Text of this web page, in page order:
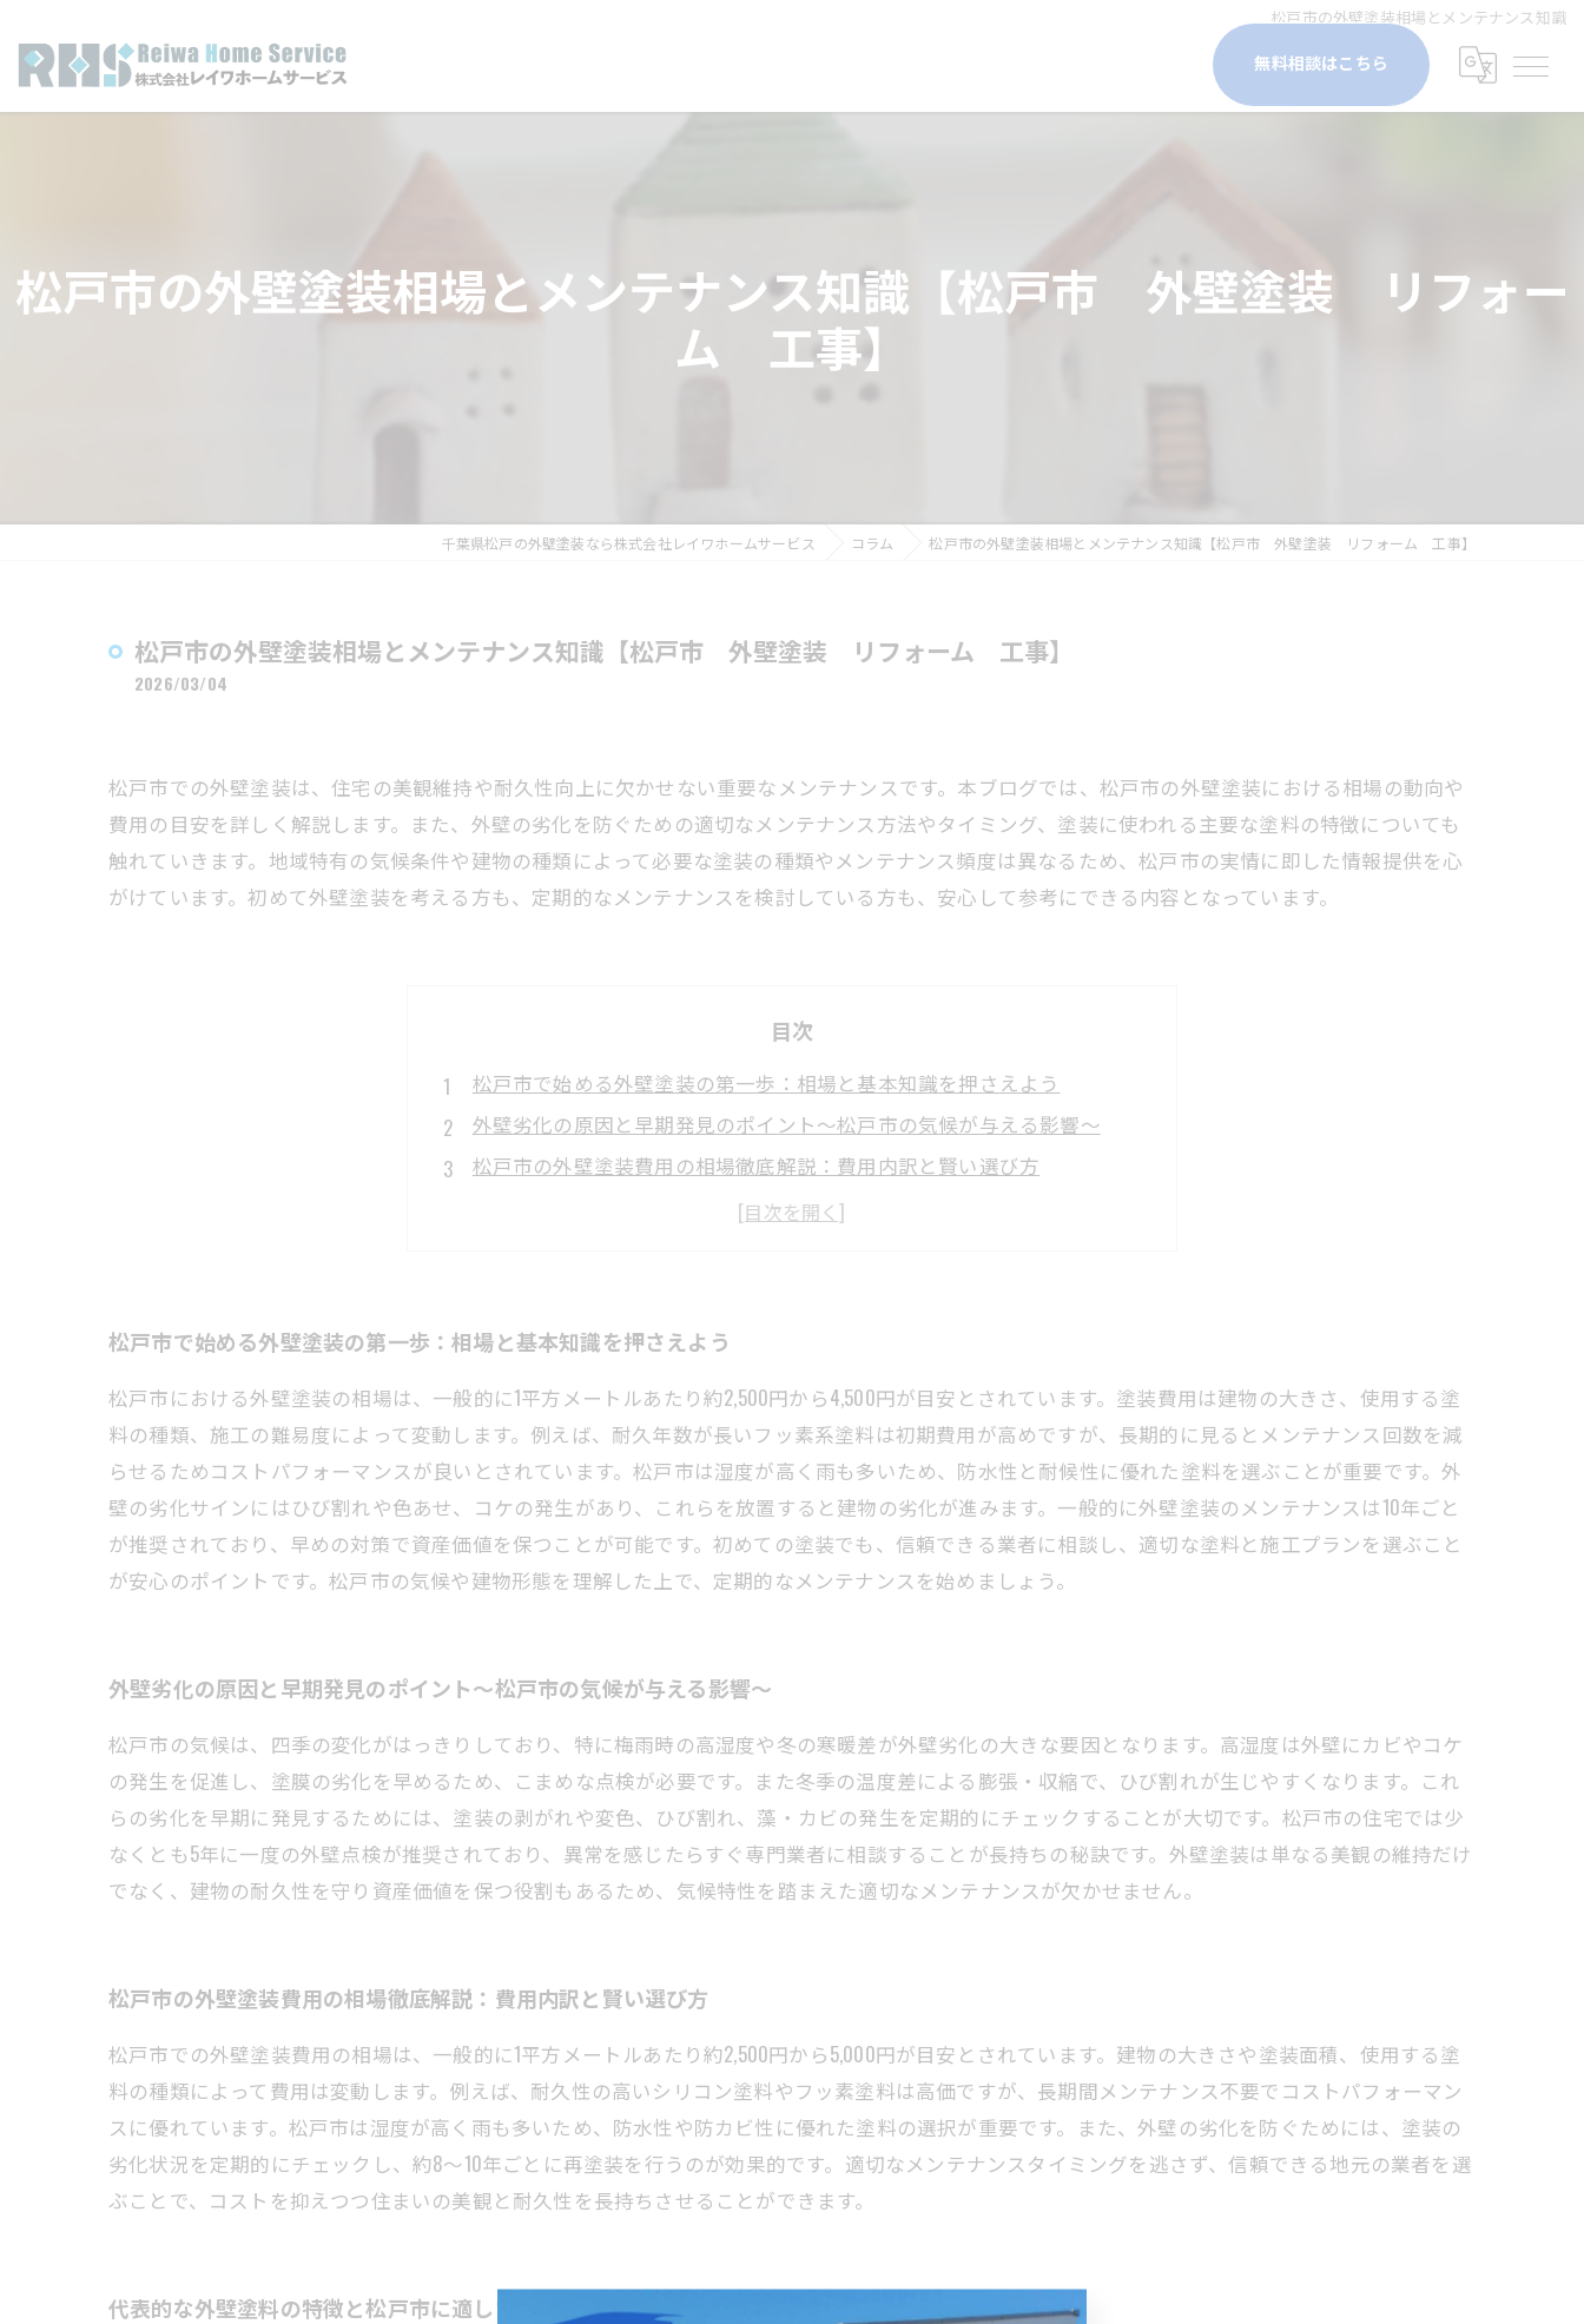
松戸市の外壁塗装相場とメンテナンス知識
無料相談はこちら
松戸市の外壁塗装相場とメンテナンス知識【松戸市 外壁塗装 リフォー
ム 工事】
千葉県松戸の外壁塗装なら株式会社レイワホームサービス コラム 松戸市の外壁塗装相場とメンテナンス知識【松戸市 外壁塗装 リフォーム 工事】
松戸市の外壁塗装相場とメンテナンス知識【松戸市 外壁塗装 リフォーム 工事】
2026/03/04
松戸市での外壁塗装は、住宅の美観維持や耐久性向上に欠かせない重要なメンテナンスです。本ブログでは、松戸市の外壁塗装における相場の動向や
費用の目安を詳しく解説します。また、外壁の劣化を防ぐための適切なメンテナンス方法やタイミング、塗装に使われる主要な塗料の特徴についても
触れていきます。地域特有の気候条件や建物の種類によって必要な塗装の種類やメンテナンス頻度は異なるため、松戸市の実情に即した情報提供を心
がけています。初めて外壁塗装を考える方も、定期的なメンテナンスを検討している方も、安心して参考にできる内容となっています。
目次
松戸市で始める外壁塗装の第一歩：相場と基本知識を押さえよう
外壁劣化の原因と早期発見のポイント〜松戸市の気候が与える影響〜
松戸市の外壁塗装費用の相場徹底解説：費用内訳と賢い選び方
代表的な外壁塗料の特徴と松戸市に適したメンテナンス方法
外壁塗装で家を守ろう！松戸市のメンテナンス完了後の安心生活
松戸市で始める外壁塗装の第一歩：相場と基本知識を押さえよう
松戸市における外壁塗装の相場は、一般的に1平方メートルあたり約2,500円から4,500円が目安とされています。塗装費用は建物の大きさ、使用する塗
料の種類、施工の難易度によって変動します。例えば、耐久年数が長いフッ素系塗料は初期費用が高めですが、長期的に見るとメンテナンス回数を減
らせるためコストパフォーマンスが良いとされています。松戸市は湿度が高く雨も多いため、防水性と耐候性に優れた塗料を選ぶことが重要です。外
壁の劣化サインにはひび割れや色あせ、コケの発生があり、これらを放置すると建物の劣化が進みます。一般的に外壁塗装のメンテナンスは10年ごと
が推奨されており、早めの対策で資産価値を保つことが可能です。初めての塗装でも、信頼できる業者に相談し、適切な塗料と施工プランを選ぶこと
が安心のポイントです。松戸市の気候や建物形態を理解した上で、定期的なメンテナンスを始めましょう。
外壁劣化の原因と早期発見のポイント〜松戸市の気候が与える影響〜
松戸市の気候は、四季の変化がはっきりしており、特に梅雨時の高湿度や冬の寒暖差が外壁劣化の大きな要因となります。高湿度は外壁にカビやコケ
の発生を促進し、塗膜の劣化を早めるため、こまめな点検が必要です。また冬季の温度差による膨張・収縮で、ひび割れが生じやすくなります。これ
らの劣化を早期に発見するためには、塗装の剥がれや変色、ひび割れ、藻・カビの発生を定期的にチェックすることが大切です。松戸市の住宅では少
なくとも5年に一度の外壁点検が推奨されており、異常を感じたらすぐ専門業者に相談することが長持ちの秘訣です。外壁塗装は単なる美観の維持だけ
でなく、建物の耐久性を守り資産価値を保つ役割もあるため、気候特性を踏まえた適切なメンテナンスが欠かせません。
松戸市の外壁塗装費用の相場徹底解説：費用内訳と賢い選び方
松戸市での外壁塗装費用の相場は、一般的に1平方メートルあたり約2,500円から5,000円が目安とされています。建物の大きさや塗装面積、使用する塗
料の種類によって費用は変動します。例えば、耐久性の高いシリコン塗料やフッ素塗料は高価ですが、長期間メンテナンス不要でコストパフォーマン
スに優れています。松戸市は湿度が高く雨も多いため、防水性や防カビ性に優れた塗料の選択が重要です。また、外壁の劣化を防ぐためには、塗装の
劣化状況を定期的にチェックし、約8～10年ごとに再塗装を行うのが効果的です。適切なメンテナンスタイミングを逃さず、信頼できる地元の業者を選
ぶことで、コストを抑えつつ住まいの美観と耐久性を長持ちさせることができます。
代表的な外壁塗料の特徴と松戸市に適したメンテナンス方法